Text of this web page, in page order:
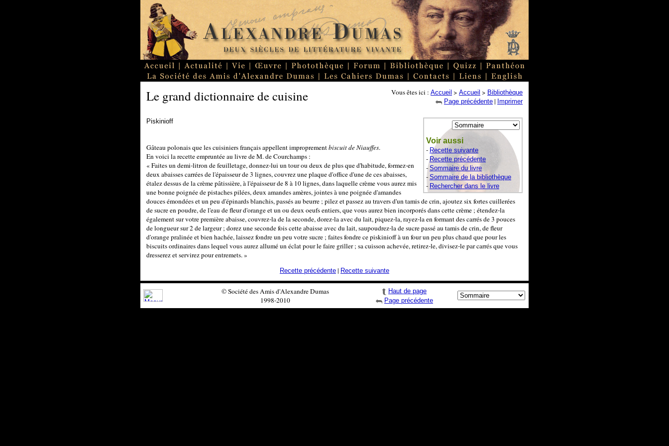
Le grand dictionnaire de cuisine Vous êtes ici : Accueil > Accueil > Bibliothèque
Page précédente | Imprimer
Voir aussi
- Recette suivante
-Recette précédente
- Sommaire du livre
- Sommaire de la bibliothèque
- Rechercher dans le livre
Piskinioff
Gâteau polonais que les cuisiniers français appellent improprementbiscuit de Niauffes.
En voici la recette empruntée au livre de M. de Courchamps :
« Faites un demi-litron de feuilletage, donnez-lui un tour ou deux de plus que d'habitude, formez-en
deux abaisses carrées de l'épaisseur de 3 lignes, couvrez une plaque d'office d'une de ces abaisses,
étalez dessus de la crème pâtissière, à l'épaisseur de 8 à 10 lignes, dans laquelle crème vous aurez mis
une bonne poignée de pistaches pilées, deux amandes amères, jointes à une poignée d'amandes
douces émondées et un peu d'épinards blanchis, passés au beurre ; pilez et passez au travers d'un tamis de crin, ajoutez six fortes cuillerées
de sucre en poudre, de l'eau de fleur d'orange et un ou deux oeufs entiers, que vous aurez bien incorporés dans cette crème ; étendez-la
également sur votre première abaisse, couvrez-la de la seconde, dorez-la avec du lait, piquez-la, rayez-la en formant des carrés de 3 pouces
de longueur sur 2 de largeur ; dorez une seconde fois cette abaisse avec du lait, saupoudrez-la de sucre passé au tamis de crin, de fleur
d'orange pralinée et bien hachée, laissez fondre un peu votre sucre ; faites fondre ce piskinioff à un four un peu plus chaud que pour les
biscuits ordinaires dans lequel vous aurez allumé un éclat pour le faire griller ; sa cuisson achevée, retirez-le, divisez-le par carrés que vous
dresserez et servirez pour entremets. »
Recette précédente | Recette suivante
© Société des Amis d'Alexandre Dumas
1998-2010
Haut de page
Page précédente